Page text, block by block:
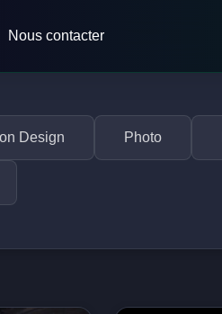
Nous contacter
Design Photo